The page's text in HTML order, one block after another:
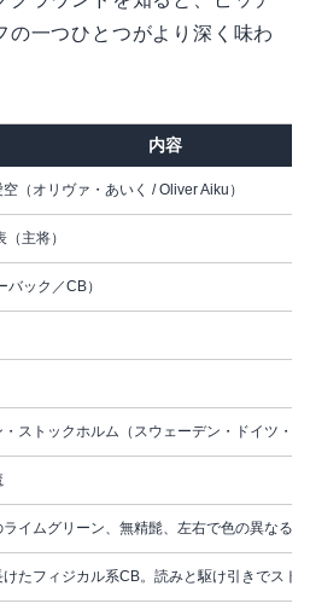
の一つひとつがより深く味わ
内容
（オリヴァ・あいく / Oliver Aiku）
主将）
バック／CB）
・ストックホルム（スウェーデン・ドイツ・
イムグリーン、無精髭、左右で色の異なる
たフィジカル系CB。読みと駆け引きでスト